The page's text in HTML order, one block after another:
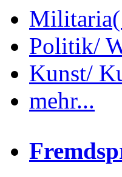
Militaria
Politik/
Kunst/
mehr...